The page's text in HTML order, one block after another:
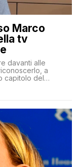
Marco
tv
davanti alle
a
capitolo del